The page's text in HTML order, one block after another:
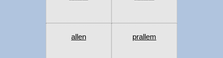
allen prallem